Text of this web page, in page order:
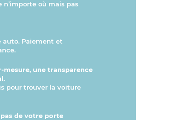
où mais pas
auto. Paiement et
mesure, une transparence
pour trouver la voiture
de votre porte